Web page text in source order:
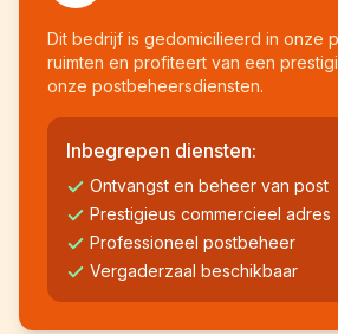
Dit bedrijf is gedomicilieerd in onze
ruimten en profiteert van een
onze postbeheersdiensten.
Inbegrepen diensten:
Ontvangst en beheer van post
Prestigieus commercieel adres
Professioneel postbeheer
Vergaderzaal beschikbaar